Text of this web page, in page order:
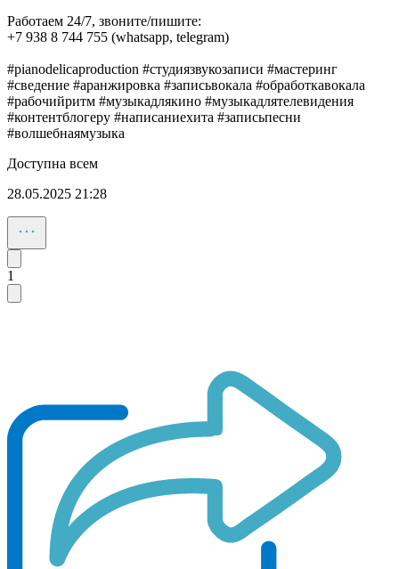
Работаем 24/7, звоните/пишите:
+7 938 8 744 755 (whatsapp, telegram)
#pianodelicaproduction #студиязвукозаписи #мастеринг
#сведение #аранжировка #записьвокала #обработкавокала
#рабочийритм #музыкадлякино #музыкадлятелевидения
#контентблогеру #написаниехита #записьпесни
#волшебнаямузыка
Доступна всем
28.05.2025 21:28
1